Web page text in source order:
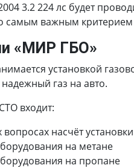
3.2 224 лс будет
важным критерием
«МИР ГБО»
установкой
газ на авто.
входит:
вопросах насчёт
на метане
на пропане